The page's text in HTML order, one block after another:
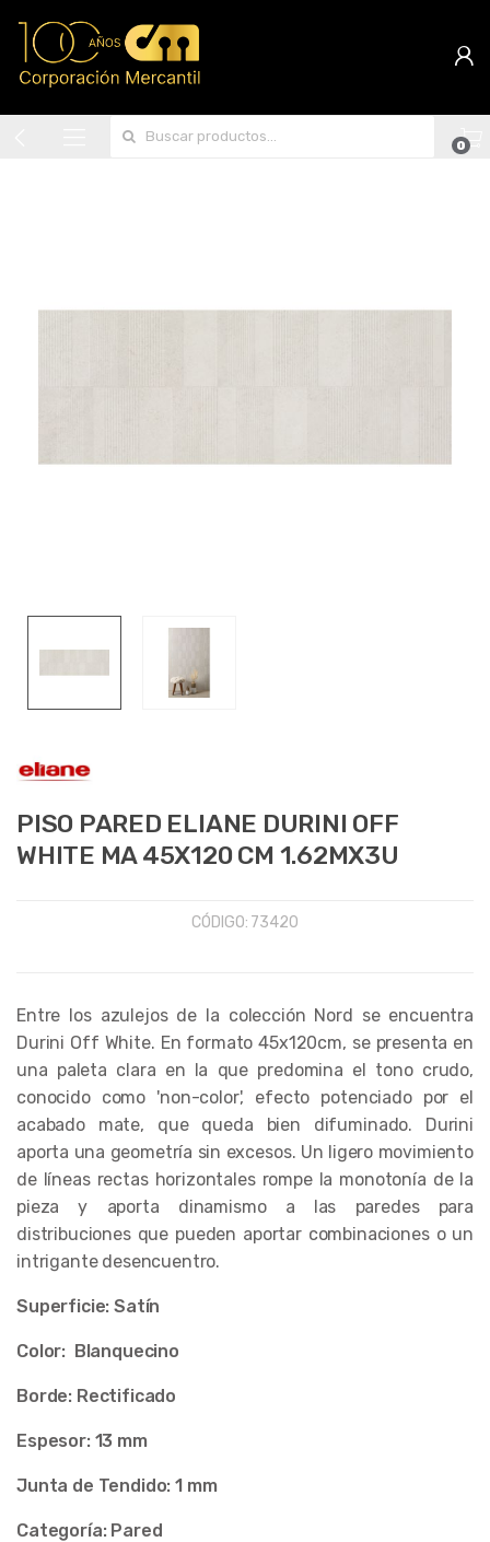
0
PISO PARED ELIANE DURINI OFF
WHITE MA 45X120 CM 1.62MX3U
CÓDIGO: 73420
Entre los azulejos de la colección Nord se encuentra
Durini Off White. En formato 45x120cm, se presenta en
una paleta clara en la que predomina el tono crudo,
conocido como 'non-color', efecto potenciado por el
acabado mate, que queda bien difuminado. Durini
aporta una geometría sin excesos. Un ligero movimiento
de líneas rectas horizontales rompe la monotonía de la
pieza y aporta dinamismo a las paredes para
distribuciones que pueden aportar combinaciones o un
intrigante desencuentro.
Superficie: Satín
Color: Blanquecino
Borde: Rectificado
Espesor: 13 mm
Junta de Tendido: 1 mm
Categoría: Pared